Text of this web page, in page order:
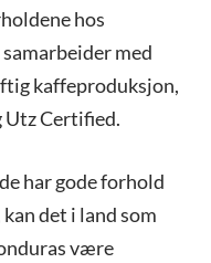
hos
med
kaffeproduksjon,
Utz Certified.
har gode forhold
det i land som
være